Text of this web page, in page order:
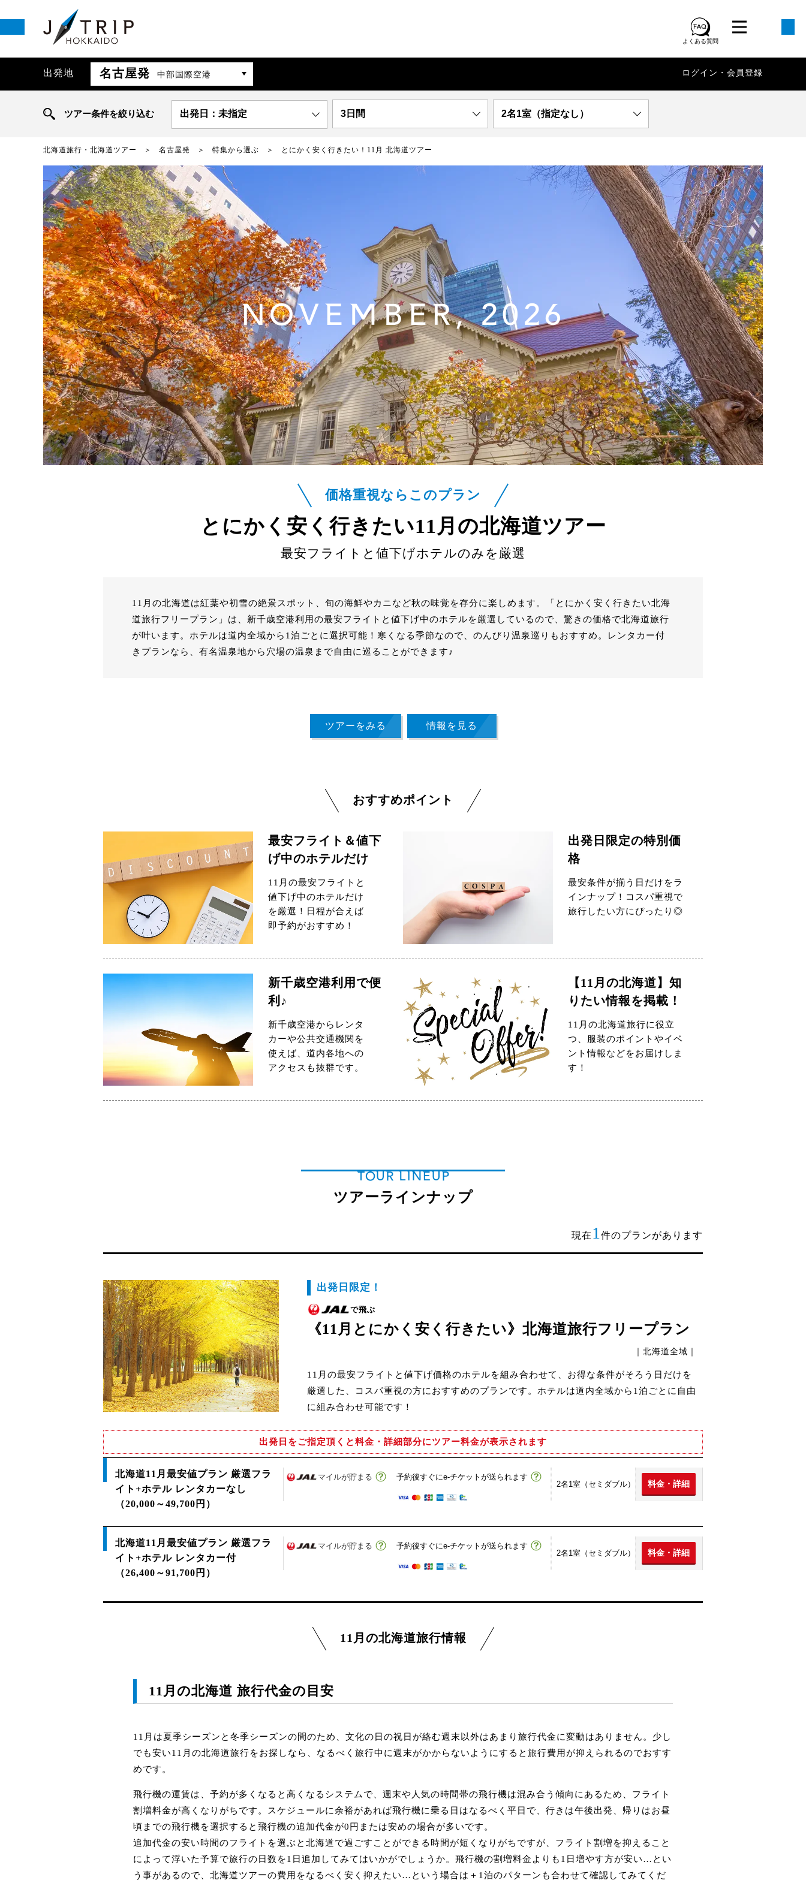
よくある質問
出発地 名古屋発 中部国際空港 ログイン・会員登録
ツアー条件を絞り込む 出発日：未指定 3日間 2名1室（指定なし）
北海道旅行・北海道ツアー 名古屋発 特集から選ぶ とにかく安く行きたい！11月 北海道ツアー
NOVEMBER, 2026
価格重視ならこのプラン
とにかく安く行きたい11月の北海道ツアー
最安フライトと値下げホテルのみを厳選
11月の北海道は紅葉や初雪の絶景スポット、旬の海鮮やカニなど秋の味覚を存分に楽しめます。「とにかく安く行きたい北海
道旅行フリープラン」は、新千歳空港利用の最安フライトと値下げ中のホテルを厳選しているので、驚きの価格で北海道旅行
が叶います。ホテルは道内全域から1泊ごとに選択可能！寒くなる季節なので、のんびり温泉巡りもおすすめ。レンタカー付
きプランなら、有名温泉地から穴場の温泉まで自由に巡ることができます♪
ツアーをみる 情報を見る
おすすめポイント
最安フライト＆値下
げ中のホテルだけ
11月の最安フライトと
値下げ中のホテルだけ
を厳選！日程が合えば
即予約がおすすめ！
出発日限定の特別価
格
最安条件が揃う日だけをラ
インナップ！コスパ重視で
旅行したい方にぴったり◎
新千歳空港利用で便
利♪
新千歳空港からレンタ
カーや公共交通機関を
使えば、道内各地への
アクセスも抜群です。
【11月の北海道】知
りたい情報を掲載！
11月の北海道旅行に役立
つ、服装のポイントやイベ
ント情報などをお届けしま
す！
TOUR LINEUP
ツアーラインナップ
現在 1 件のプランがあります
出発日限定！
で飛ぶ
《11月とにかく安く行きたい》北海道旅行フリープラン
｜北海道全域｜
11月の最安フライトと値下げ価格のホテルを組み合わせて、お得な条件がそろう日だけを
厳選した、コスパ重視の方におすすめのプランです。ホテルは道内全域から1泊ごとに自由
に組み合わせ可能です！
出発日をご指定頂くと料金・詳細部分にツアー料金が表示されます
北海道11月最安値プラン 厳選フラ
イト+ホテル レンタカーなし
（20,000～49,700円）
マイルが貯まる
予約後すぐにe-チケットが送られます
2名1室（セミダブル）
料金・詳細
北海道11月最安値プラン 厳選フラ
イト+ホテル レンタカー付
（26,400～91,700円）
マイルが貯まる
予約後すぐにe-チケットが送られます
2名1室（セミダブル）
料金・詳細
11月の北海道旅行情報
11月の北海道 旅行代金の目安
11月は夏季シーズンと冬季シーズンの間のため、文化の日の祝日が絡む週末以外はあまり旅行代金に変動はありません。少し
でも安い11月の北海道旅行をお探しなら、なるべく旅行中に週末がかからないようにすると旅行費用が抑えられるのでおすす
めです。
飛行機の運賃は、予約が多くなると高くなるシステムで、週末や人気の時間帯の飛行機は混み合う傾向にあるため、フライト
割増料金が高くなりがちです。スケジュールに余裕があれば飛行機に乗る日はなるべく平日で、行きは午後出発、帰りはお昼
頃までの飛行機を選択すると飛行機の追加代金が0円または安めの場合が多いです。
追加代金の安い時間のフライトを選ぶと北海道で過ごすことができる時間が短くなりがちですが、フライト割増を抑えること
によって浮いた予算で旅行の日数を1日追加してみてはいかがでしょうか。飛行機の割増料金よりも1日増やす方が安い…とい
う事があるので、北海道ツアーの費用をなるべく安く抑えたい…という場合は＋1泊のパターンも合わせて確認してみてくだ